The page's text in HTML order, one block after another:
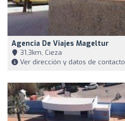
Agencia De Viajes Mageltur
31,3km, Cieza
Ver dirección y datos de contacto